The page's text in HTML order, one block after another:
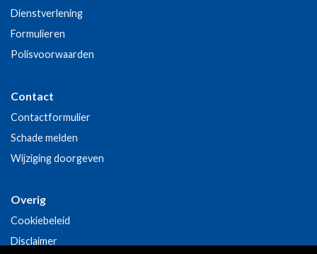
Dienstverlening
Formulieren
Polisvoorwaarden
Contact
Contactformulier
Schade melden
Wijziging doorgeven
Overig
Cookiebeleid
Disclaimer